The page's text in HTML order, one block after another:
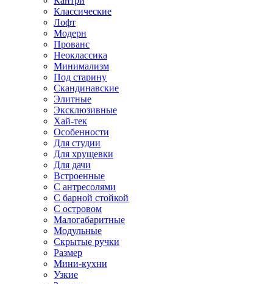
Классические
Лофт
Модерн
Прованс
Неоклассика
Минимализм
Под старину
Скандинавские
Элитные
Эксклюзивные
Хай-тек
Особенности
Для студии
Для хрущевки
Для дачи
Встроенные
С антресолями
С барной стойкой
С островом
Малогабаритные
Модульные
Скрытые ручки
Размер
Мини-кухни
Узкие